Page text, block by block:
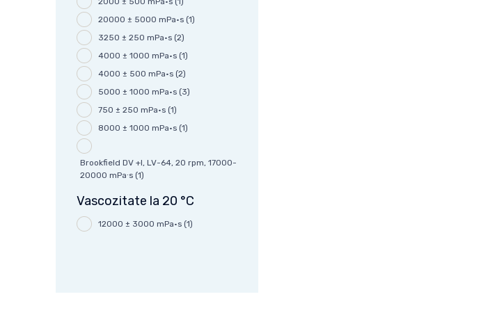
20000 ± 5000 mPa·s (1)
3250 ± 250 mPa·s (2)
4000 ± 1000 mPa·s (1)
4000 ± 500 mPa·s (2)
5000 ± 1000 mPa·s (3)
750 ± 250 mPa·s (1)
8000 ± 1000 mPa·s (1)
Brookfield DV +I, LV-64, 20 rpm, 17000-
20000 mPa∙s (1)
Vascozitate la 20 °C
12000 ± 3000 mPa·s (1)